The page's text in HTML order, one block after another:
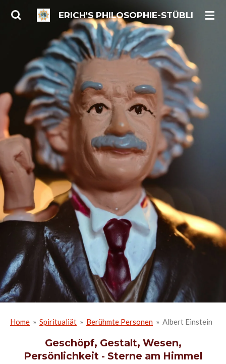
Zum
ERICH'S PHILOSOPHIE-STÜBLI
Home » Spiritualiät » Berühmte Personen » Albert Einstein
Geschöpf, Gestalt, Wesen,
Persönlichkeit - Sterne am Himmel